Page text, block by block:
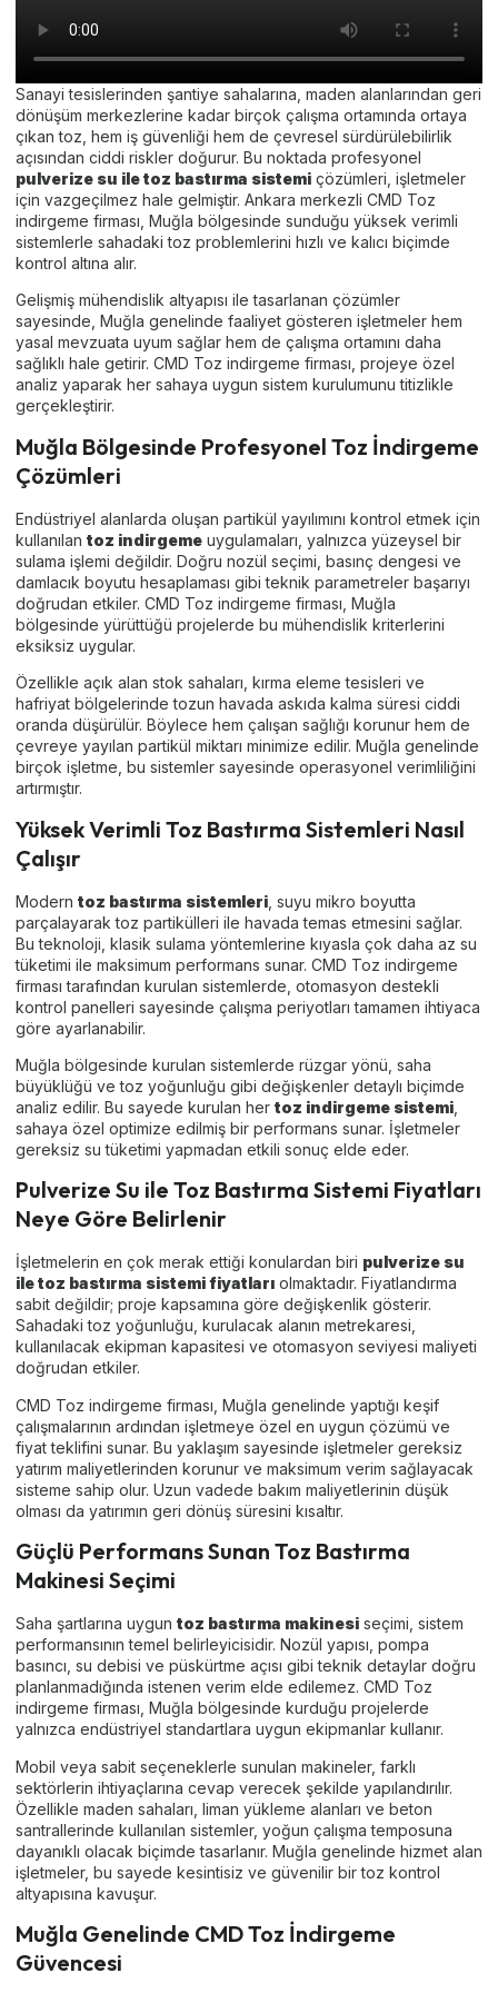
Sanayi tesislerinden şantiye sahalarına, maden alanlarından geri
dönüşüm merkezlerine kadar birçok çalışma ortamında ortaya
çıkan toz, hem iş güvenliği hem de çevresel sürdürülebilirlik
açısından ciddi riskler doğurur. Bu noktada profesyonel
pulverize su ile toz bastırma sistemi çözümleri, işletmeler
için vazgeçilmez hale gelmiştir. Ankara merkezli CMD Toz
indirgeme firması, Muğla bölgesinde sunduğu yüksek verimli
sistemlerle sahadaki toz problemlerini hızlı ve kalıcı biçimde
kontrol altına alır.
Gelişmiş mühendislik altyapısı ile tasarlanan çözümler
sayesinde, Muğla genelinde faaliyet gösteren işletmeler hem
yasal mevzuata uyum sağlar hem de çalışma ortamını daha
sağlıklı hale getirir. CMD Toz indirgeme firması, projeye özel
analiz yaparak her sahaya uygun sistem kurulumunu titizlikle
gerçekleştirir.
Muğla Bölgesinde Profesyonel Toz İndirgeme
Çözümleri
Endüstriyel alanlarda oluşan partikül yayılımını kontrol etmek için
kullanılan toz indirgeme uygulamaları, yalnızca yüzeysel bir
sulama işlemi değildir. Doğru nozül seçimi, basınç dengesi ve
damlacık boyutu hesaplaması gibi teknik parametreler başarıyı
doğrudan etkiler. CMD Toz indirgeme firması, Muğla
bölgesinde yürüttüğü projelerde bu mühendislik kriterlerini
eksiksiz uygular.
Özellikle açık alan stok sahaları, kırma eleme tesisleri ve
hafriyat bölgelerinde tozun havada askıda kalma süresi ciddi
oranda düşürülür. Böylece hem çalışan sağlığı korunur hem de
çevreye yayılan partikül miktarı minimize edilir. Muğla genelinde
birçok işletme, bu sistemler sayesinde operasyonel verimliliğini
artırmıştır.
Yüksek Verimli Toz Bastırma Sistemleri Nasıl
Çalışır
Modern toz bastırma sistemleri , suyu mikro boyutta
parçalayarak toz partikülleri ile havada temas etmesini sağlar.
Bu teknoloji, klasik sulama yöntemlerine kıyasla çok daha az su
tüketimi ile maksimum performans sunar. CMD Toz indirgeme
firması tarafından kurulan sistemlerde, otomasyon destekli
kontrol panelleri sayesinde çalışma periyotları tamamen ihtiyaca
göre ayarlanabilir.
Muğla bölgesinde kurulan sistemlerde rüzgar yönü, saha
büyüklüğü ve toz yoğunluğu gibi değişkenler detaylı biçimde
analiz edilir. Bu sayede kurulan her toz indirgeme sistemi
sahaya özel optimize edilmiş bir performans sunar. İşletmeler
gereksiz su tüketimi yapmadan etkili sonuç elde eder.
Pulverize Su ile Toz Bastırma Sistemi Fiyatları
Neye Göre Belirlenir
İşletmelerin en çok merak ettiği konulardan biri pulverize su
ile toz bastırma sistemi fiyatları olmaktadır. Fiyatlandırma
sabit değildir; proje kapsamına göre değişkenlik gösterir.
Sahadaki toz yoğunluğu, kurulacak alanın metrekaresi,
kullanılacak ekipman kapasitesi ve otomasyon seviyesi maliyeti
doğrudan etkiler.
CMD Toz indirgeme firması, Muğla genelinde yaptığı keşif
çalışmalarının ardından işletmeye özel en uygun çözümü ve
fiyat teklifini sunar. Bu yaklaşım sayesinde işletmeler gereksiz
yatırım maliyetlerinden korunur ve maksimum verim sağlayacak
sisteme sahip olur. Uzun vadede bakım maliyetlerinin düşük
olması da yatırımın geri dönüş süresini kısaltır.
Güçlü Performans Sunan Toz Bastırma
Makinesi Seçimi
Saha şartlarına uygun toz bastırma makinesi seçimi, sistem
performansının temel belirleyicisidir. Nozül yapısı, pompa
basıncı, su debisi ve püskürtme açısı gibi teknik detaylar doğru
planlanmadığında istenen verim elde edilemez. CMD Toz
indirgeme firması, Muğla bölgesinde kurduğu projelerde
yalnızca endüstriyel standartlara uygun ekipmanlar kullanır.
Mobil veya sabit seçeneklerle sunulan makineler, farklı
sektörlerin ihtiyaçlarına cevap verecek şekilde yapılandırılır.
Özellikle maden sahaları, liman yükleme alanları ve beton
santrallerinde kullanılan sistemler, yoğun çalışma temposuna
dayanıklı olacak biçimde tasarlanır. Muğla genelinde hizmet alan
işletmeler, bu sayede kesintisiz ve güvenilir bir toz kontrol
altyapısına kavuşur.
Muğla Genelinde CMD Toz İndirgeme
Güvencesi